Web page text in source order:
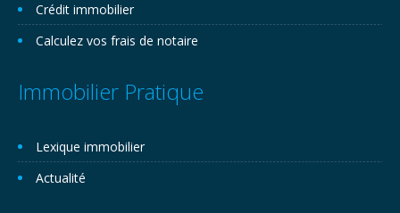
Crédit immobilier
Calculez vos frais de notaire
Immobilier Pratique
Lexique immobilier
Actualité